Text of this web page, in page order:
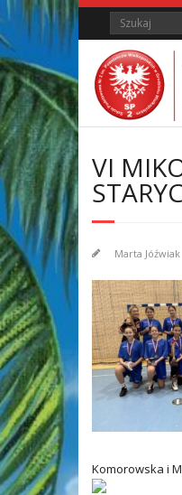
Skip
to
Content
Skip
to
content
Search
VI
Marta Jóźwiak
Komorowska i